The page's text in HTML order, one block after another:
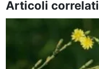
Articoli correlati